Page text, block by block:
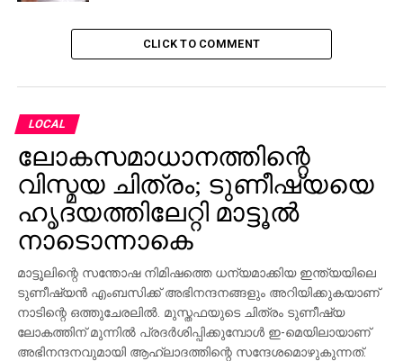
CLICK TO COMMENT
LOCAL
ലോകസമാധാനത്തിന്റെ
വിസ്മയ ചിത്രം; ടുണീഷ്യയെ
ഹൃദയത്തിലേറ്റി മാട്ടൂല്‍
നാടൊന്നാകെ
മാട്ടൂലിന്റെ സന്തോഷ നിമിഷത്തെ ധന്യമാക്കിയ ഇന്ത്യയിലെ
ടുണീഷ്യന്‍ എംബസിക്ക് അഭിനന്ദനങ്ങളും അറിയിക്കുകയാണ്
നാടിന്റെ ഒത്തുചേരലില്‍. മുസ്തഫയുടെ ചിത്രം ടുണീഷ്യ
ലോകത്തിന് മുന്നില്‍ പ്രദര്‍ശിപ്പിക്കുമ്പോള്‍ ഇ-മെയിലായാണ്
അഭിനന്ദനവുമായി ആഹ്ലാദത്തിന്റെ സന്ദേശമൊഴുകുന്നത്.